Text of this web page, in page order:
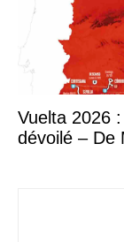
Vuelta 2026
dévoilé – De